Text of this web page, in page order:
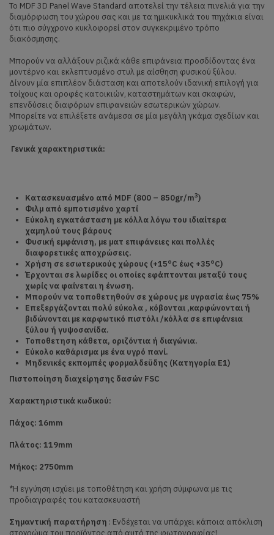
Το MDF 3D Panel Wave Standard αποτελεί την τέλεια πινελιά για την
διαμόρφωση του χώρου σας και με τα ημικυκλικά του πηχάκια είναι
ότι πιο σύγχρονο κυκλοφορεί στον συγκεκριμένο τρόπο
διακόσμησης.
Μπορούν να αλλάξουν ριζικά κάθε επιφάνεια προσδίδοντας ένα
μοντέρνο και εκλεπτυσμένο στυλ με αίσθηση φυσικού ξύλου.
Δίνουν μία επιπλέον διάσταση και αποτελούν ιδανική επιλογή για
τοίχους και οροφές κατοικιών, καταστημάτων και σκαφών,
επενδύσεις διαφόρων επιφανειών εσωτερικών χώρων.
Μπορείτε να επιλέξετε ανάμεσα σε μία μεγάλη γκάμα σχεδίων και
χρωμάτων.
Γενικά χαρακτηριστικά:
Κατασκευασμένο από MDF (800 – 850gr/m3)
Φιλμ από εμποτισμένο χαρτί
Εύκολη εγκατάσταση με κόλλα λόγω του ιδιαίτερα
χαμηλού τους βάρους
Φυσική εμφάνιση, με ματ επιφάνειες και πολλές
διαφορετικές αποχρώσεις.
Χρήση σε εσωτερικούς χώρους (+15°C έως +35°C)
Έρχονται σε λωρίδες οι οποίες εφάπτονται μεταξύ τους
χωρίς να φαίνεται η ένωση.
Μπορούν να τοποθετηθούν σε χώρους με υγρασία έως 75%
Επεξεργάζονται πολύ εύκολα , κόβονται ,καρφώνονται ή
βιδώνονται με καρφωτικό πιστόλι /κόλλα σε επιφάνεια
ξύλου ή γυψοσανίδα.
Τοποθετηση κάθετα, οριζόντια ή διαγώνια.
Εύκολο καθάρισμα με ένα υγρό πανί.
Μηδενικές εκπομπές φορμαλδεϋδης (Κατηγορία Ε1)
Πιστοποίηση διαχείρησης δασών FSC
Χαρακτηριστικά κωδικού:
Πάχος: 16mm
Πλάτος: 119mm
Μήκος: 2750mm
*Η εγγύηση ισχύει με τοποθέτηση και χρήση σύμφωνα με τις
προδιαγραφές του κατασκευαστή
Σημαντική παρατήρηση : Ενδέχεται να υπάρχει κάποια απόκλιση
στοχρώμα του προϊόντος από αυτό της φωτογραφίας!